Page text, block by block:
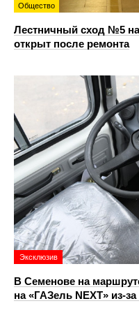
Общество
Лестничный сход №5
открыт после ремонта
Эксклюзив
В Семенове на
на «ГАЗель NEXT»